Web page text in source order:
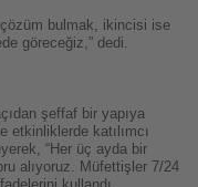
çözüm bulmak, ikincisi ise
göreceğiz,” dedi.
şeffaf bir yapıya
etkinliklerde katılımcı
“Her üç ayda bir
alıyoruz. Müfettişler 7/24